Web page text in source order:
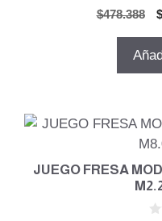
$478.388 $
JUEGO FRESA